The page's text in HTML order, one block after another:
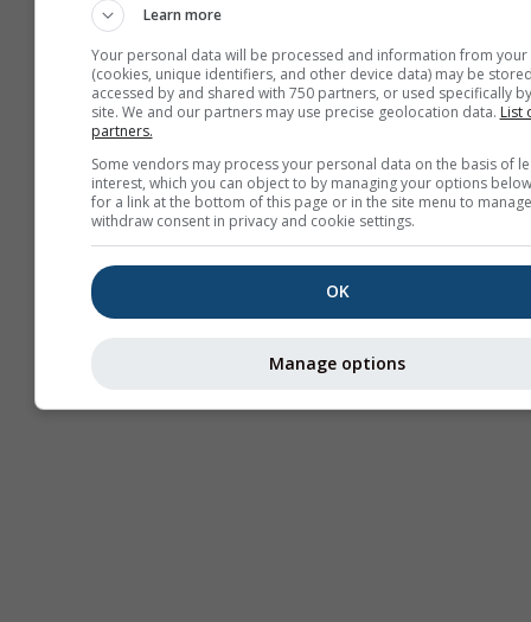
meteoTV
Zusätzliche
Learn more
Your personal data will be processed and information from your
(cookies, unique identifiers, and other device data) may be
accessed by and shared with 750 partners, or used specifically
site. We and our partners may use precise geolocation data. List
partners.
Some vendors may process your personal data on the basis of
interest, which you can object to by managing your options
for a link at the bottom of this page or in the site menu to
withdraw consent in privacy and cookie settings.
OK
Manage options